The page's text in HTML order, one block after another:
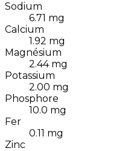
Sodium
6.71 mg
Calcium
1.92 mg
Magnésium
2.44 mg
Potassium
2.00 mg
Phosphore
10.0 mg
Fer
0.11 mg
Zinc